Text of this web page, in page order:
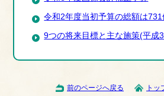
令和2年度当初予算の総額は
9つの将来目標と主な施策(平成
前のページへ戻る トッ